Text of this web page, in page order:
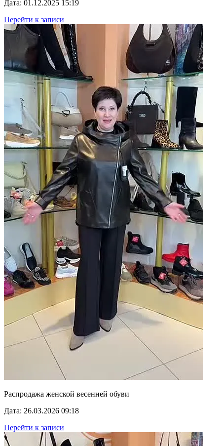
Дата: 01.12.2025 15:19
Перейти к записи
Распродажа женской весенней обуви
Дата: 26.03.2026 09:18
Перейти к записи